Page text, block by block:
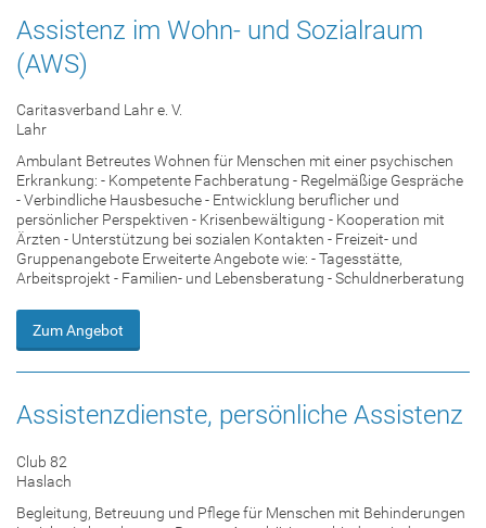
Assistenz im Wohn- und Sozialraum
(AWS)
Caritasverband Lahr e. V.
Lahr
Ambulant Betreutes Wohnen für Menschen mit einer psychischen
Erkrankung: - Kompetente Fachberatung - Regelmäßige Gespräche
- Verbindliche Hausbesuche - Entwicklung beruflicher und
persönlicher Perspektiven - Krisenbewältigung - Kooperation mit
Ärzten - Unterstützung bei sozialen Kontakten - Freizeit- und
Gruppenangebote Erweiterte Angebote wie: - Tagesstätte,
Arbeitsprojekt - Familien- und Lebensberatung - Schuldnerberatung
Zum Angebot
Assistenzdienste, persönliche Assistenz
Club 82
Haslach
Begleitung, Betreuung und Pflege für Menschen mit Behinderungen